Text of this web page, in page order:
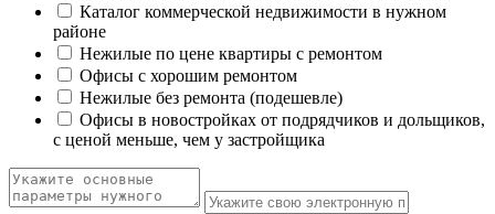
Каталог коммерческой недвижимости в нужном
районе
Нежилые по цене квартиры с ремонтом
Офисы с хорошим ремонтом
Нежилые без ремонта (подешевле)
Офисы в новостройках от подрядчиков и дольщиков,
с ценой меньше, чем у застройщика